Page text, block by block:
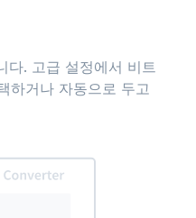
다. 고급 설정에서 비트
하거나 자동으로 두고